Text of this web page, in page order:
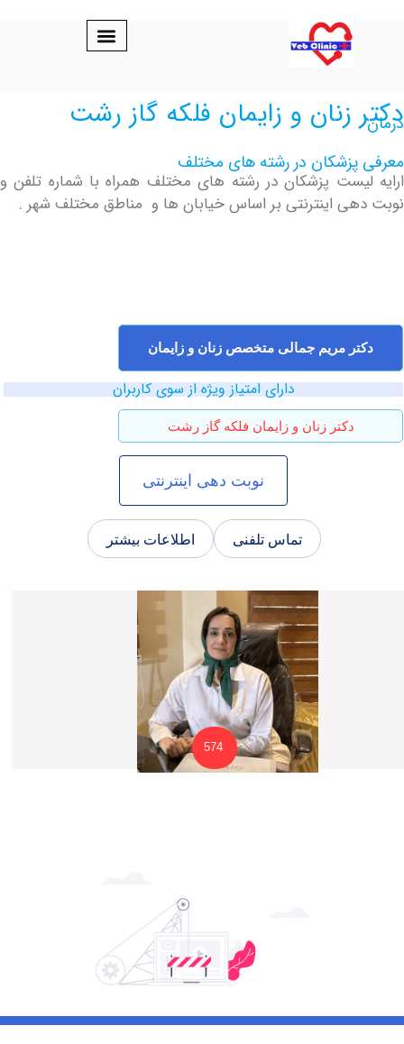
زنان و زایمان فلکه گاز رشت
در رشته های مختلف
پزشکان در رشته های مختلف همراه با شماره تلفن و
اینترنتی بر اساس خیابان ها و مناطق مختلف شهر .
مریم جمالی متخصص زنان و زایمان
دارای امتیاز ویژه از سوی کاربران
دکتر زنان و زایمان فلکه گاز رشت
نوبت دهی اینترنتی
تماس تلفنی اطلاعات بیشتر
574